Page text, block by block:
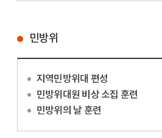
민방위
지역민방위대 편성
민방위대원 비상 소집 훈련
민방위의 날 훈련